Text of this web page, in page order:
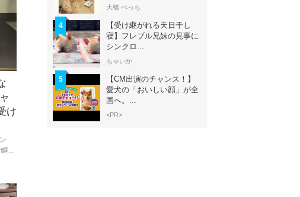
け
...
大橋 ぺっち
4
【受け継がれる天日干し
寝】フレブル兄妹の見事に
シンクロ...
ちゃいか
5
【CM出演のチャンス！】
愛犬の「おいしい顔」が全
国へ。...
<PR>